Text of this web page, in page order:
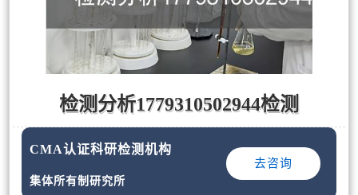
检测分析1779310502944检测
CMA认证科研检测机构
集体所有制研究所
去咨询